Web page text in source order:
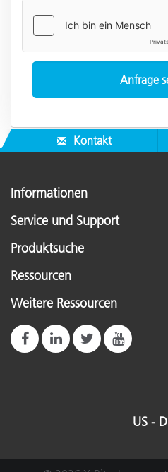
Kontakt
Informationen
Service und Support
Produktsuche
Ressourcen
Weitere Ressourcen
US -